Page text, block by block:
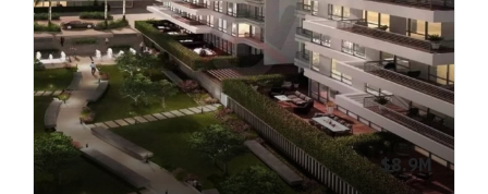
8.9M$